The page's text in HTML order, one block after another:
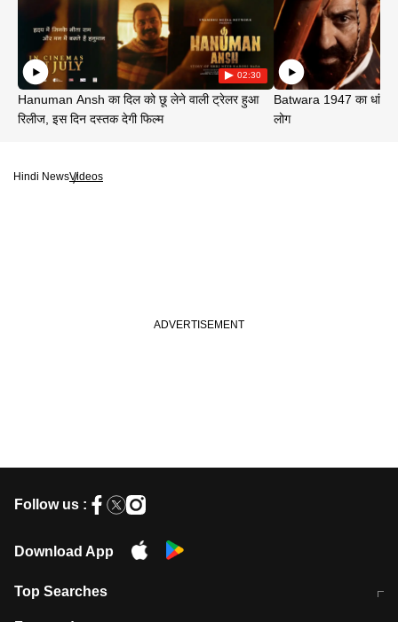
02:30
Hanuman Ansh का दिल को छू लेने वाली ट्रेलर हुआ
रिलीज, इस दिन दस्तक देगी फिल्म
Batwara 1947 का धांसू
लोग
Hindi NewsVideos
Follow us :
Download App
Top Searches